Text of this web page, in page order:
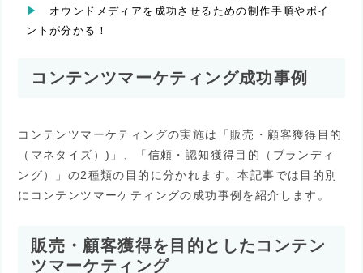
オウンドメディアを成功させるための制作手順やポイ
ントが分かる！
コンテンツマーケティング成功事例
コンテンツマーケティングの実施は「販売・顧客獲得目的
（マネタイズ）)」、「信頼・認知獲得目的（ブランディ
ング）」の2種類の目的に分かれます。本記事では目的別
にコンテンツマーケティングの成功事例を紹介します。
販売・顧客獲得を目的としたコンテン
ツマーケティング